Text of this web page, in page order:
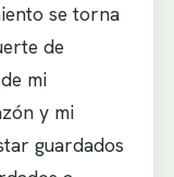
se torna
de
mi
y mi
guardados